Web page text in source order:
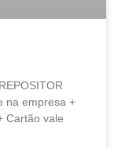
na empresa +
Cartão vale